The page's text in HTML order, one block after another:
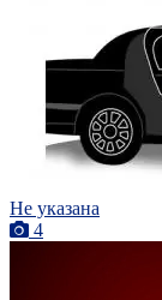
Не указана
4